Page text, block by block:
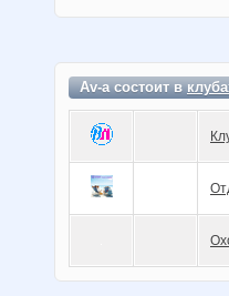
Av-a состоит в